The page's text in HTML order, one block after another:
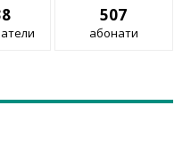
507
абонати